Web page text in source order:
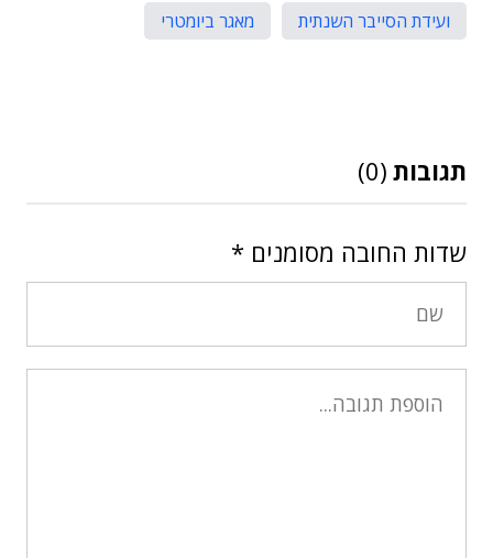
ועידת הסייבר השנתית
מאגר ביומטרי
תגובות (0)
שדות החובה מסומנים *